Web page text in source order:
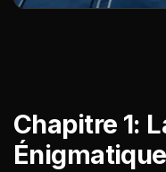
Chapitre 1:
Énigmatique